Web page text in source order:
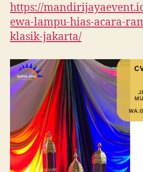
https://
ewa-lampu-hias-acara-
klasik-jakarta/